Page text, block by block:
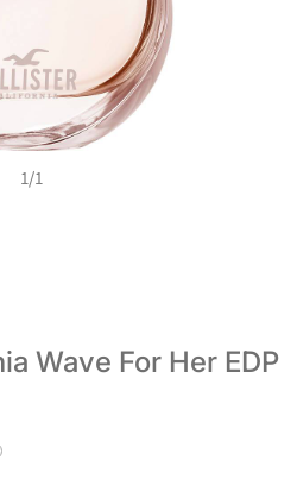
1/1
Wave For Her EDP